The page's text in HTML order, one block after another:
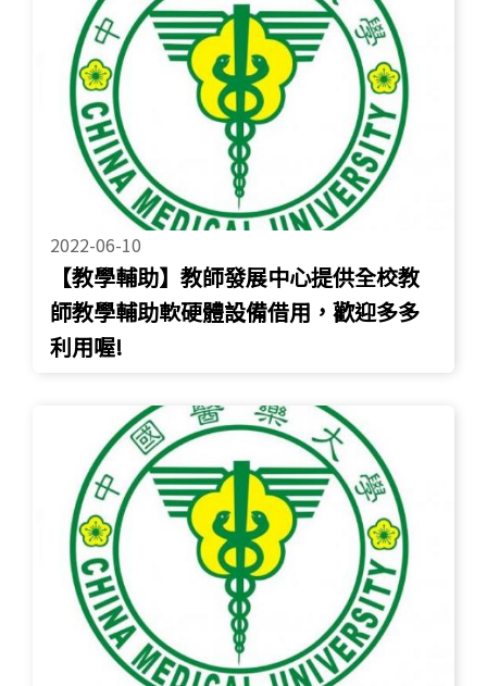
2022-06-10
【教學輔助】教師發展中心提供全校教
師教學輔助軟硬體設備借用，歡迎多多
利用喔!